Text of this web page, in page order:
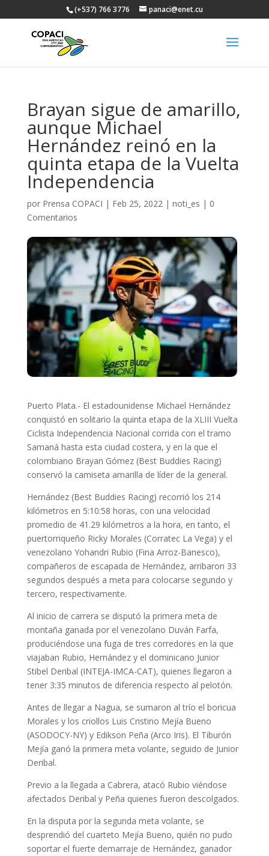
(+537) 766 3776 panaci@enet.cu
Brayan sigue de amarillo,
aunque Michael
Hernández reinó en la
quinta etapa de la Vuelta
Independencia
por Prensa COPACI | Feb 25, 2022| noti_es | 0
Comentarios
Puerto Plata.- El estadounidense Michael Hernández
conquistó en solitario la quinta etapa de la XLIII Vuelta
Ciclista Independencia Nacional corrida con el tramo
Samaná hasta esta ciudad costera, y en la que el
colombiano Brayan Gómez (Best Buddies Racing)
conservó la camiseta amarilla de líder de la general.
Hernández (Best Buddies Racing) recorrió los 214
kilómetros en 5:10:58 horas, con una velocidad
promedio de 41.29 kilómetros a la hora, en tanto, el
puertorriqueño Ricky Morales (Corratec La Vega) y el
venezolano Yohandri Rubio (Fina Arroz-Banesco),
compañeros de escapada de Hernández, arribaron 33
segundos después a meta para colocarse segundo y
tercero, respectivamente.
Al inicio de carrera se disputó la primera meta de
montaña ganada por el venezolano Duván Farfa,
produciéndose una fuga de tres corredores en la que
viajaban Rubio, Hernández y el dominicano Junior
Stibel Deribal (INTEJA-IMCA-CAT), quienes llegaron a
tener 3:35 minutos de diferencia respecto al pelotón.
Antes de llegar a Nagua, se sumaron al trío el boricua
Morales y los criollos Luis Cristino Mejía Bueno
(ASODOCY-NY) y Edikson Peña (Arco Iris). El Tiburón
Mejía ganó la primera meta volante, seguido de Junior
Deribal.
Previo a la llegada a Cabrera, atacó Rubio viéndose
afectados Deribal y Peña quienes fueron descolgados.
En la disputa por la segunda meta volante, se
desprendió del cuarteto Mejía Bueno, quién no pudo
soportar el fuerte demarraje de Hernández, ganador